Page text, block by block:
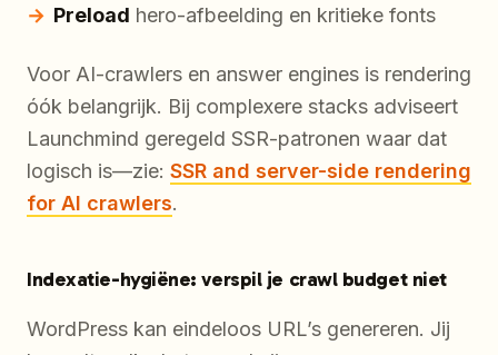
Preload hero-afbeelding en kritieke fonts
Voor AI-crawlers en answer engines is rendering
óók belangrijk. Bij complexere stacks adviseert
Launchmind geregeld SSR-patronen waar dat
logisch is—zie: SSR and server-side rendering
for AI crawlers.
Indexatie-hygiëne: verspil je crawl budget niet
WordPress kan eindeloos URL’s genereren. Jij